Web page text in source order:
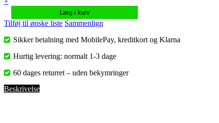
Læg i kurv
Tilføj til ønske liste Sammenlign
Sikker betalning med MobilePay, kreditkort og Klarna
Hurtig levering: normalt 1-3 dage
60 dages returret – uden bekymringer
Beskrivelse